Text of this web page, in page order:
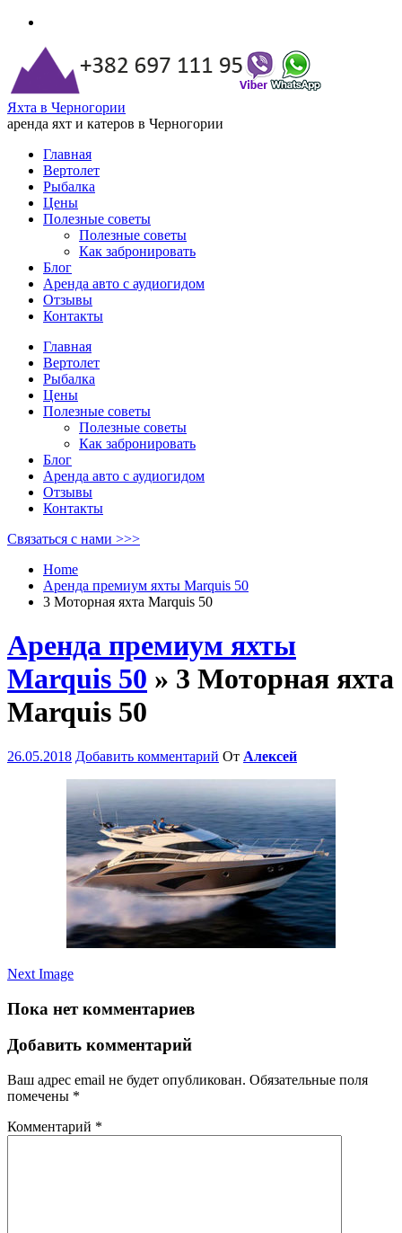
Яхта в Черногории
аренда яхт и катеров в Черногории
Главная
Вертолет
Рыбалка
Цены
Полезные советы
Полезные советы
Как забронировать
Блог
Аренда авто с аудиогидом
Отзывы
Контакты
Главная
Вертолет
Рыбалка
Цены
Полезные советы
Полезные советы
Как забронировать
Блог
Аренда авто с аудиогидом
Отзывы
Контакты
Связаться с нами >>>
Home
Аренда премиум яхты Marquis 50
3 Моторная яхта Marquis 50
Аренда премиум яхты
Marquis 50 » 3 Моторная яхта
Marquis 50
26.05.2018 Добавить комментарий От Алексей
Next Image
Пока нет комментариев
Добавить комментарий
Ваш адрес email не будет опубликован. Обязательные поля
помечены *
Комментарий *